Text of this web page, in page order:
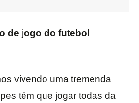
de jogo do futebol
vivendo uma tremenda
têm que jogar todas da